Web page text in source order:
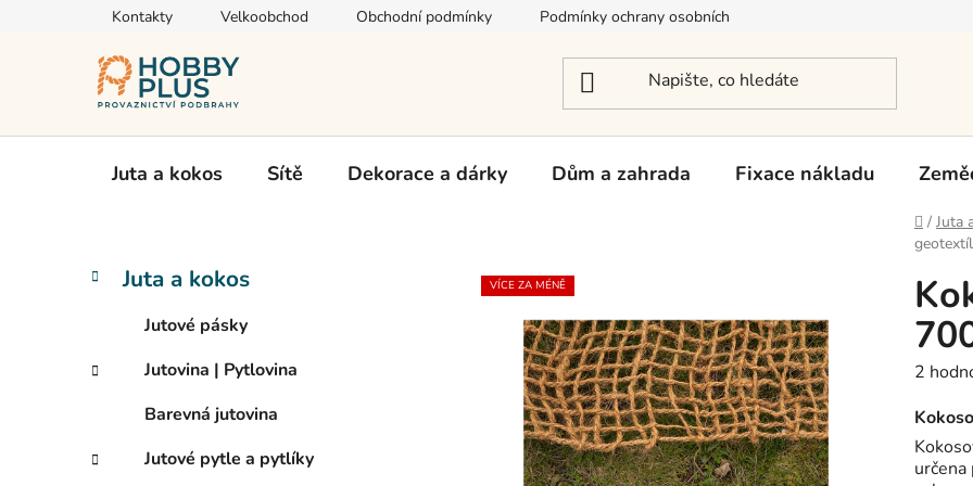
Kontakty Velkoobchod Obchodní podmínky Podmínky ochrany osobních údajů
Juta a kokos Sítě Dekorace a dárky Dům a zahrada Fixace nákladu
Domů
/ Juta
P
r
n
Přeskočit
kategorie
K
a
g
o
e
Juta a kokos
Jutové pásky
Jutovina | Pytlovina
Barevná jutovina
Jutové pytle a pytlíky
je
5,0
z
2
určena
VÍCE ZA MÉNĚ